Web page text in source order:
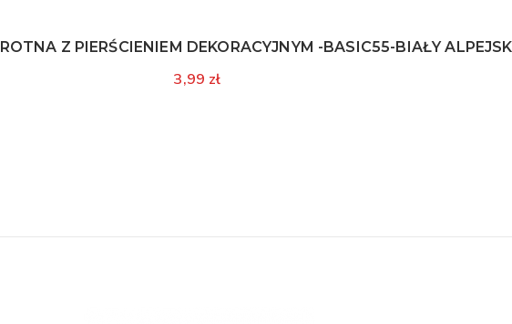
Z PIERŚCIENIEM DEKORACYJNYM -BASIC55-BIAŁY
3,99 zł